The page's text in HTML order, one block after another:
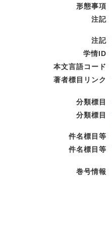
形態事項
注記
注記
学情ID
本文言語コード
著者標目リンク
分類標目
分類標目
件名標目等
件名標目等
巻号情報